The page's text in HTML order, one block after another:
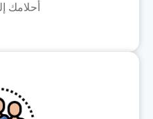
أحلامك